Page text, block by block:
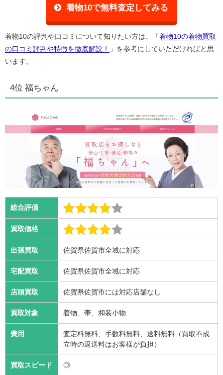
着物10で無料査定してみる
着物10の評判や口コミについて知りたい方は、「 着物10の着物買取
の口コミ評判や特徴を徹底解説！
」を参考にしていただければと思
います。
4位 福ちゃん
総合評価
買取価格
出張買取 佐賀県佐賀市全域に対応
宅配買取 佐賀県佐賀市全域に対応
店頭買取 佐賀県佐賀市には対応店舗なし
買取対象 着物、帯、和装小物
費用
査定料無料、手数料無料、送料無料（買取不成
立時の返送料はお客様が負担）
買取スピード ◎